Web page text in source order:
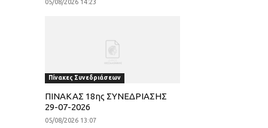
05/08/2026 14:23
Πίνακες Συνεδριάσεων
ΠΙΝΑΚΑΣ 18ης ΣΥΝΕΔΡΙΑΣΗΣ
29-07-2026
05/08/2026 13:07